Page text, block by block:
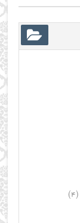
(4)